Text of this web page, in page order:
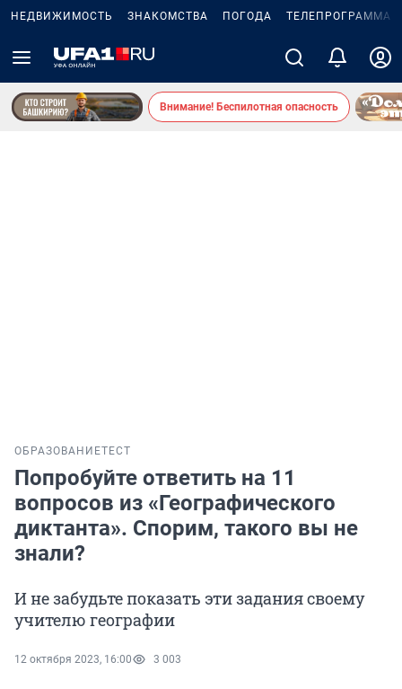
НЕДВИЖИМОСТЬ ЗНАКОМСТВА ПОГОДА ТЕЛЕПРОГРАММА
Внимание! Беспилотная опасность
ОБРАЗОВАНИЕТЕСТ
Попробуйте ответить на 11
вопросов из «Географического
диктанта». Спорим, такого вы не
знали?
И не забудьте показать эти задания своему
учителю географии
12 октября 2023, 16:00 3 003